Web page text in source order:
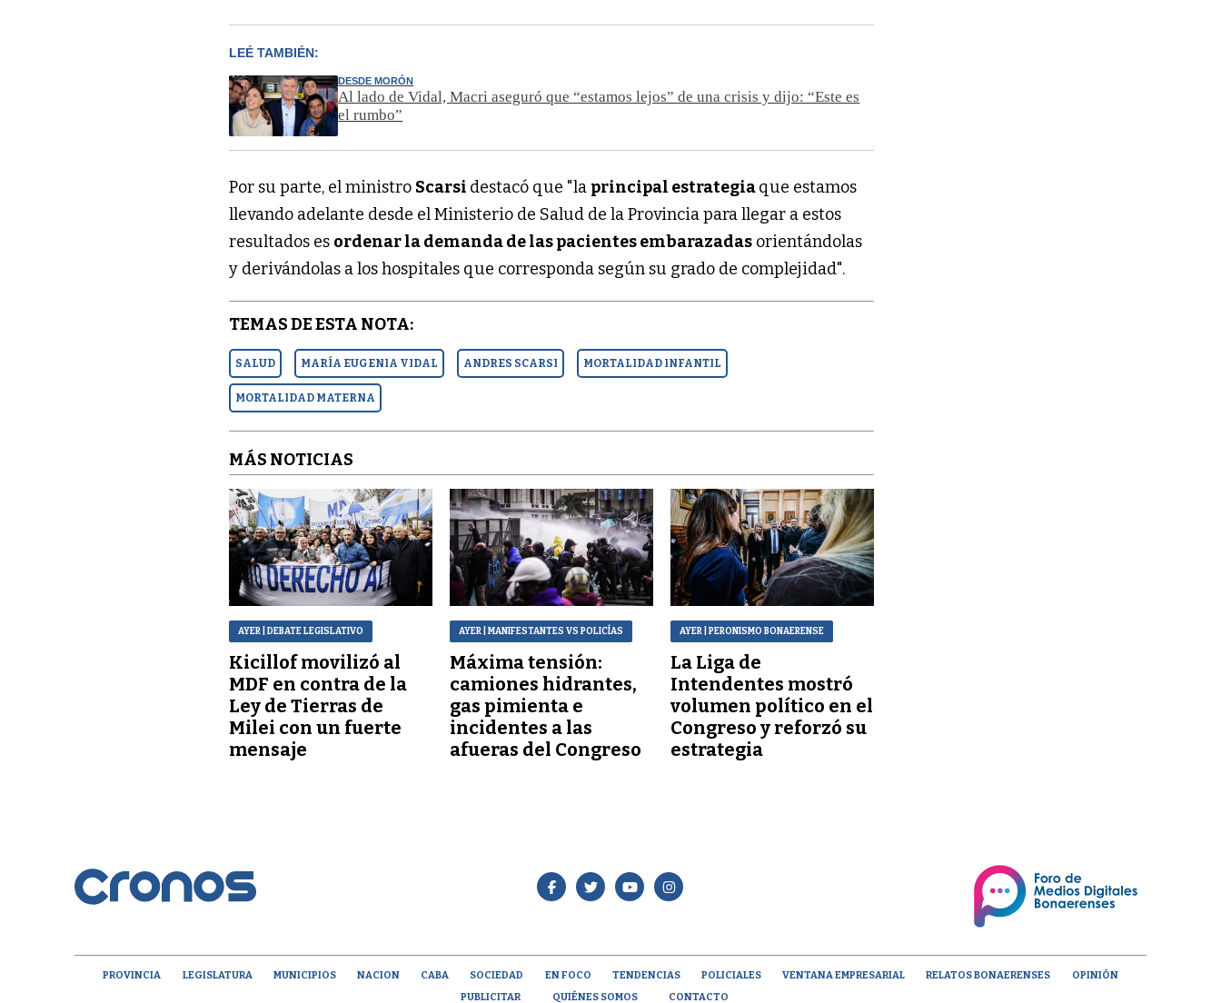
LEÉ TAMBIÉN:
DESDE MORÓN
Al lado de Vidal, Macri aseguró que “estamos lejos” de una crisis y dijo: “Este es
el rumbo”
Por su parte, el ministro Scarsi destacó que "la principal estrategiaque estamos
llevando adelante desde el Ministerio de Salud de la Provincia para llegar a estos
resultados es ordenar la demanda de las pacientes embarazadas orientándolas
y derivándolas a los hospitales que corresponda según su grado de complejidad".
TEMAS DE ESTA NOTA:
SALUD MARÍA EUGENIA VIDAL ANDRES SCARSI MORTALIDAD INFANTIL
MORTALIDAD MATERNA
MÁS NOTICIAS
AYER | DEBATE LEGISLATIVO
Kicillof movilizó al
MDF en contra de la
Ley de Tierras de
Milei con un fuerte
mensaje
AYER | MANIFESTANTES VS POLICÍAS
Máxima tensión:
camiones hidrantes,
gas pimienta e
incidentes a las
afueras del Congreso
AYER | PERONISMO BONAERENSE
La Liga de
Intendentes mostró
volumen político en el
Congreso y reforzó su
estrategia
PROVINCIA LEGISLATURA MUNICIPIOS NACION CABA SOCIEDAD EN FOCO TENDENCIAS POLICIALES VENTANA EMPRESARIAL RELATOS BONAERENSES
OPINIÓN
PUBLICITAR
QUIÉNES SOMOS CONTACTO